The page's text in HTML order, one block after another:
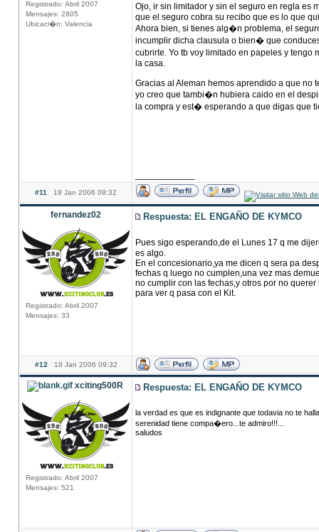
Registrado: Abril 2007
Mensajes: 2805
Ubicaci�n: Valencia
Ojo, ir sin limitador y sin el seguro en regla
que el seguro cobra su recibo que es lo que
Ahora bien, si tienes alg�n problema, el
incumplir dicha clausula o bien� que
cubrirte. Yo tb voy limitado en papeles y
la casa.
Gracias al Aleman hemos aprendido a que no
yo creo que tambi�n hubiera caido en el
la compra y est� esperando a que digas que
#11 18 Jan 2006 09:32
fernandez02
Registrado: Abril 2007
Mensajes: 33
Respuesta: EL ENGAÑO DE KYMCO
Pues sigo esperando,de el Lunes 17 q me
es algo.
En el concesionario,ya me dicen q sera pa
fechas q luego no cumplen,una vez mas
no cumplir con las fechas,y otros por no
para ver q pasa con el Kit.
#12 18 Jan 2006 09:32
xciting500R
Registrado: Abril 2007
Mensajes: 521
Respuesta: EL ENGAÑO DE KYMCO
la verdad es que es indignante que todavia no te
serenidad tiene compa�ero...te admiro!!!...
saludos